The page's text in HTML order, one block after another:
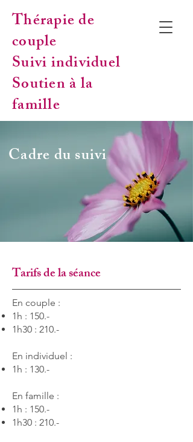
Thérapie de
couple
Suivi individuel
Soutien à la
famille
Cadre du suivi
Tarifs de la séance
En couple :
1h : 150.-
1h30 : 210.-
En individuel :
1h : 130.-
​En famille :
1h : 150.-
1h30 : 210.-